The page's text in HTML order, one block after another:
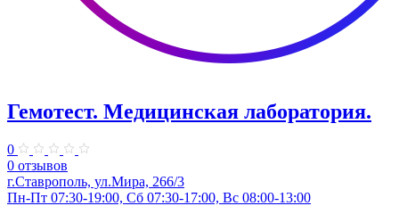
Гемотест. Медицинская лаборатория.
0
0 отзывов
г.Ставрополь, ул.Мира, 266/3
Пн-Пт 07:30-19:00, Сб 07:30-17:00, Вс 08:00-13:00